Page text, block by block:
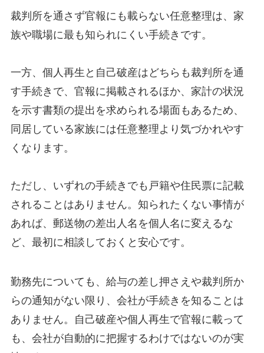
裁判所を通さず官報にも載らない任意整理は、家
族や職場に最も知られにくい手続きです。
一方、個人再生と自己破産はどちらも裁判所を通
す手続きで、官報に掲載されるほか、家計の状況
を示す書類の提出を求められる場面もあるため、
同居している家族には任意整理より気づかれやす
くなります。
ただし、いずれの手続きでも戸籍や住民票に記載
されることはありません。知られたくない事情が
あれば、郵送物の差出人名を個人名に変えるな
ど、最初に相談しておくと安心です。
勤務先についても、給与の差し押さえや裁判所か
らの通知がない限り、会社が手続きを知ることは
ありません。自己破産や個人再生で官報に載って
も、会社が自動的に把握するわけではないのが実